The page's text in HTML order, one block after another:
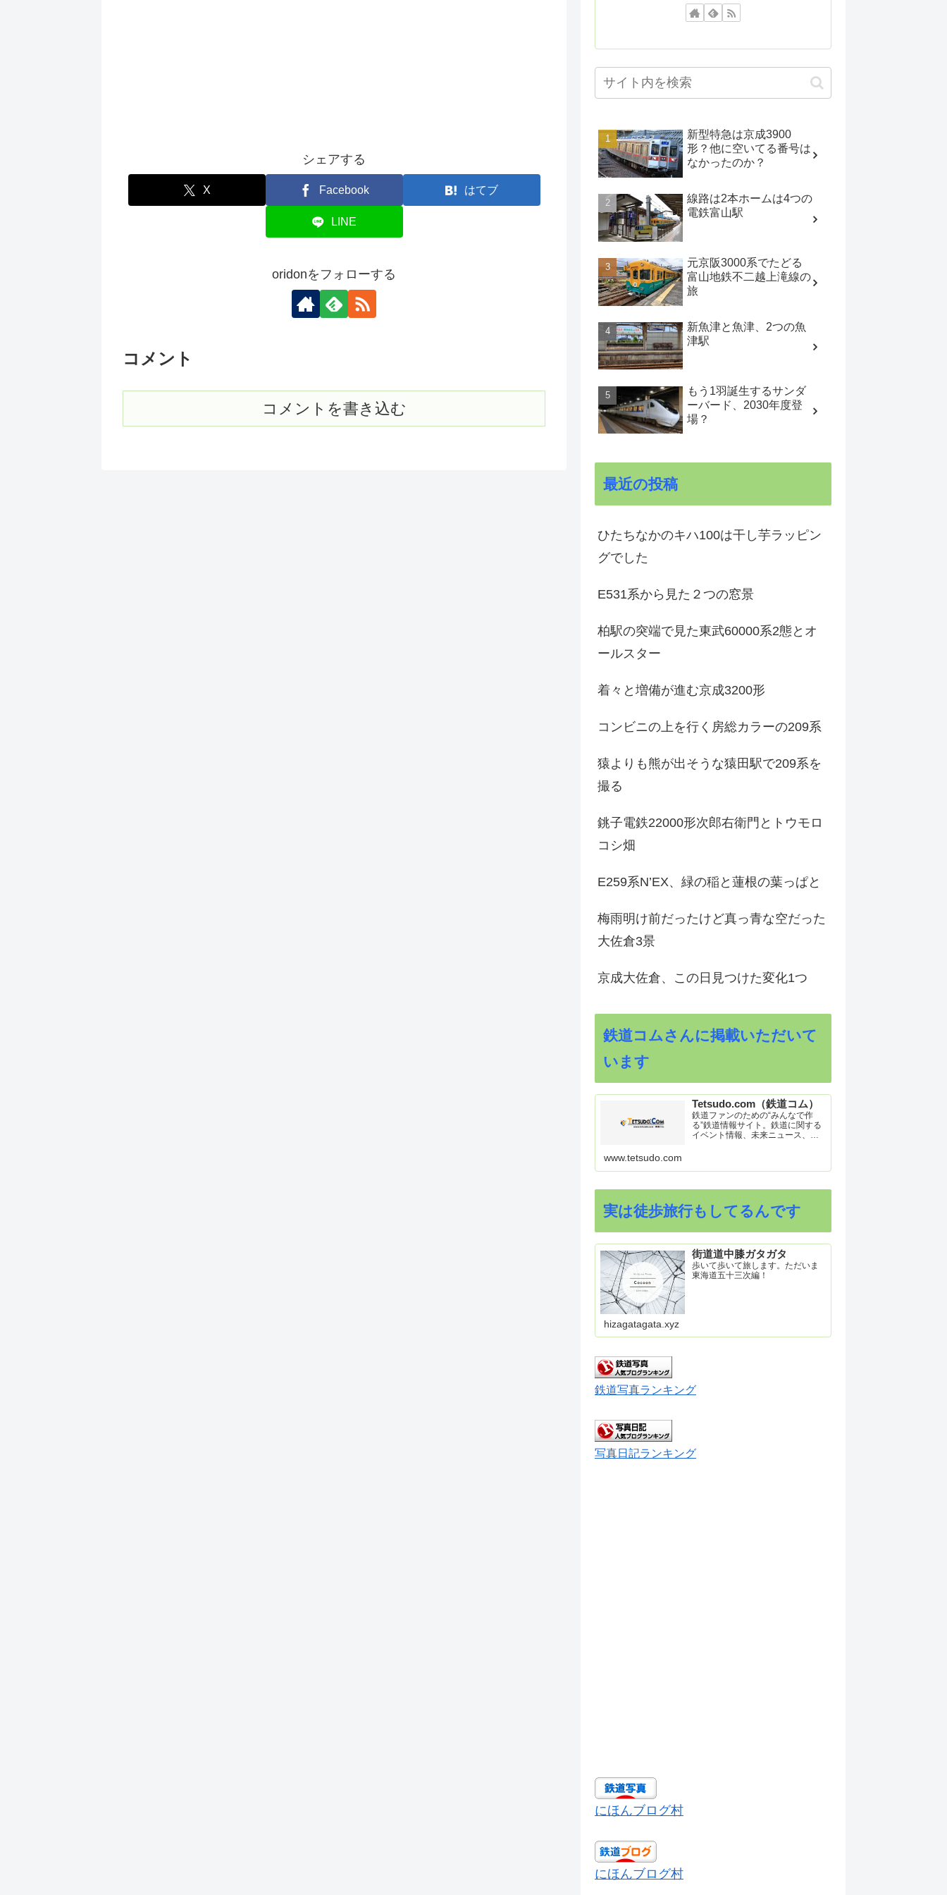
シェアする
X Facebook はてブ
LINE
oridonをフォローする
コメント
コメントを書き込む
新型特急は京成3900
形？他に空いてる番号は
なかったのか？
線路は2本ホームは4つの
電鉄富山駅
元京阪3000系でたどる
富山地鉄不二越上滝線の
旅
新魚津と魚津、2つの魚
津駅
もう1羽誕生するサンダ
ーバード、2030年度登
場？
最近の投稿
ひたちなかのキハ100は干し芋ラッピン
グでした
E531系から見た２つの窓景
柏駅の突端で見た東武60000系2態とオ
ールスター
着々と増備が進む京成3200形
コンビニの上を行く房総カラーの209系
猿よりも熊が出そうな猿田駅で209系を
撮る
銚子電鉄22000形次郎右衛門とトウモロ
コシ畑
E259系N’EX、緑の稲と蓮根の葉っぱと
梅雨明け前だったけど真っ青な空だった
大佐倉3景
京成大佐倉、この日見つけた変化1つ
鉄道コムさんに掲載いただいて
います
Tetsudo.com（鉄道コム）
鉄道ファンのための“みんなで作
る”鉄道情報サイト。鉄道に関する
イベント情報、未来ニュース、車
ク集や、参加型ゲーム「駅つなゲ
www.tetsudo.com
実は徒歩旅行もしてるんです
街道道中膝ガタガタ
歩いて歩いて旅します。ただいま
東海道五十三次編！
hizagatagata.xyz
鉄道写真ランキング
写真日記ランキング
にほんブログ村
にほんブログ村